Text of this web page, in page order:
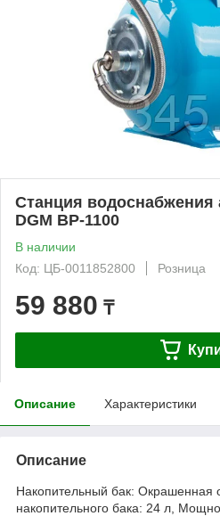
Станция водоснабжения
DGM BP-1100
В наличии
Код: ЦБ-0011852800
Розница
59 880 ₸
Описание Характеристики
Описание
Накопительный бак: Окрашенная
накопительного бака: 24 л,